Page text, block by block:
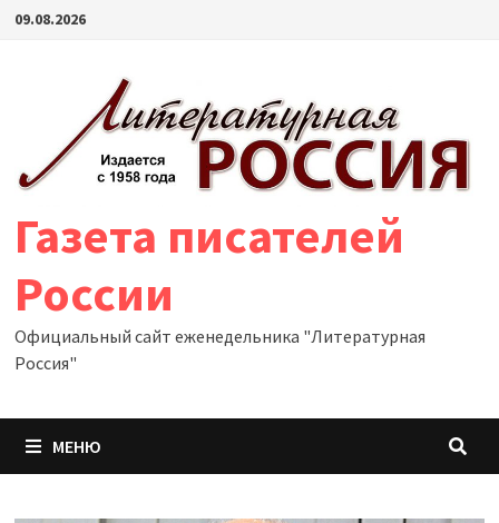
Перейти
09.08.2026
Газета писателей
России
Официальный сайт еженедельника "Литературная
Россия"
МЕНЮ